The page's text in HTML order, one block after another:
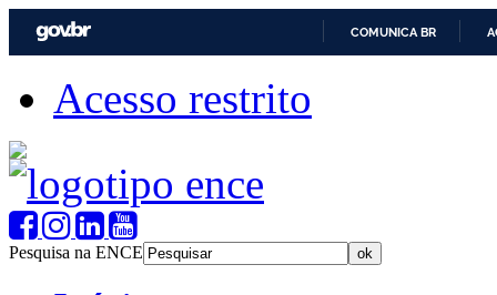
COMUNICA BR
Acesso restrito
Pesquisa na ENCE